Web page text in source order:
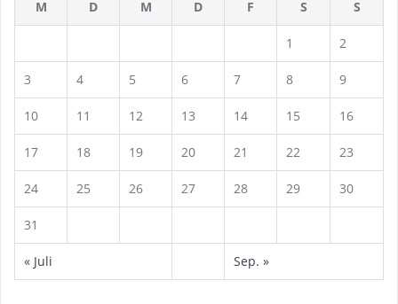
M
D M D F S S
1 2
3 4 5 6 7 8 9
10 11 12 13 14 15 16
17 18 19 20 21 22 23
24 25 26 27 28 29 30
31
« Juli Sep. »